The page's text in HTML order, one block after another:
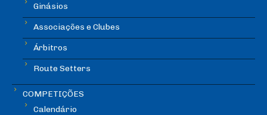
Ginásios
Associações e Clubes
Árbitros
Route Setters
COMPETIÇÕES
Calendário